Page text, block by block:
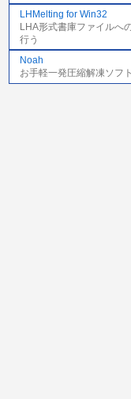
LHMelting for Win32
LHA形式書庫ファイルへ
行う
Noah
お手軽一発圧縮解凍ソフト